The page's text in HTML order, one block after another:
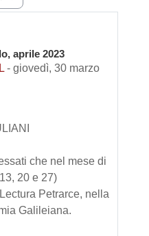
aprile 2023
- giovedì, 30 marzo
che nel mese di
20 e 27)
Petrarce, nella
Galileiana.